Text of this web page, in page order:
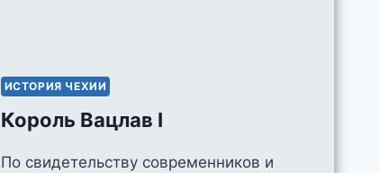
ИСТОРИЯ ЧЕХИИ
Король Вацлав I
По свидетельству современников и